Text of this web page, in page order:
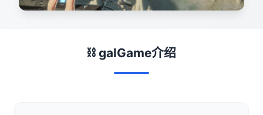
⛓️ galGame介绍